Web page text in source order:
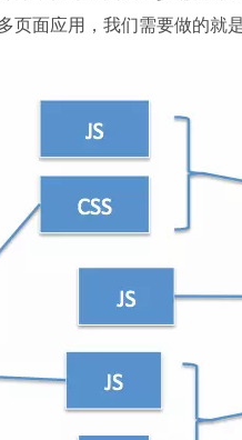
页面应用，我们需要做的就